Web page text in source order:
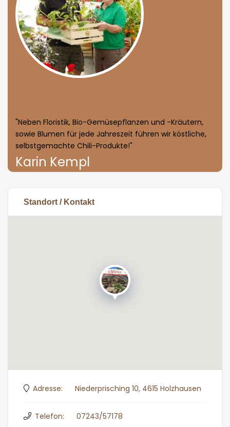
"Neben Floristik, Bio-Gemüsepflanzen und -Kräutern,
sowie Blumen für jede Jahreszeit führen wir köstliche,
selbstgemachte Chili-Produkte!"
Karin Kempl
Standort / Kontakt
Adresse: Niederprisching 10, 4615 Holzhausen
Telefon: 07243/57178